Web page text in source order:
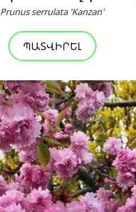
Prunus serrulata 'Kanzan'
ՊԱՏՎԻՐԵԼ